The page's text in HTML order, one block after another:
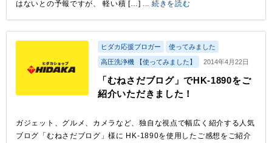
はないとの予報ですが、 軽い積 […] ... 続きを読む
ヒダカ応援ブロガー 使ってみました
高圧洗浄機 【使ってみました】 2014年4月22日
「むねさだブログ」でHK-1890をご
紹介いただきました！
ガジェット、グルメ、カメラなど、独自な視点で幅広く紹介する人気
ブログ「むねさだブログ」様に HK-1890を使用したご感想をご紹介